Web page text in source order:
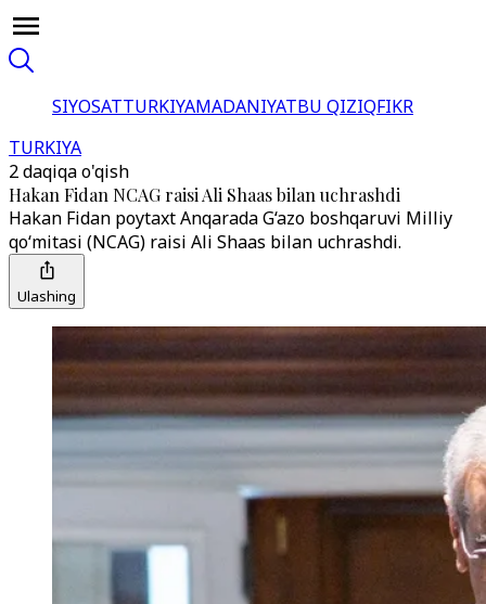
SIYOSATTURKIYAMADANIYATBU QIZIQFIKR
TURKIYA
2 daqiqa o'qish
Hakan Fidan NCAG raisi Ali Shaas bilan uchrashdi
Hakan Fidan poytaxt Anqarada G‘azo boshqaruvi Milliy
qo‘mitasi (NCAG) raisi Ali Shaas bilan uchrashdi.
Ulashing